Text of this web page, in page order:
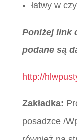
łatwy w
Poniżej link
podane są
http://
Zakładka:
posadzce /